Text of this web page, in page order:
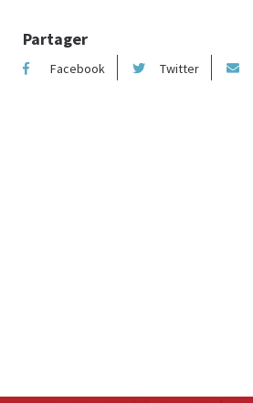
Partager
Facebook Twitter